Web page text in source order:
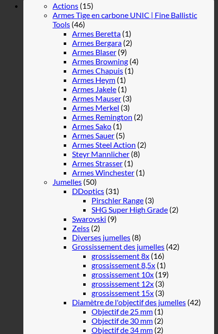
Actions (15)
Armes Tige en carbone UNIC | Fine Ballistic
Tools (46)
Armes Beretta (1)
Armes Bergara (2)
Armes Blaser (9)
Armes Browning (4)
Armes Chapuis (1)
Armes Heym (1)
Armes Jakele (1)
Armes Mauser (3)
Armes Merkel (3)
Armes Remington (2)
Armes Sako (1)
Armes Sauer (5)
Armes Steel Action (2)
Steyr Mannlicher (8)
Armes Strasser (1)
Armes Winchester (1)
Jumelles (50)
DDoptics (31)
Pirschler Range (3)
SHG Super High Grade (2)
Swarovski (9)
Zeiss (2)
Diverses jumelles (8)
Grossissement des jumelles (42)
grossissement 8x (16)
grossissement 8,5x (1)
grossissement 10x (19)
grossissement 12x (3)
grossissement 15x (3)
Diamètre de l'objectif des jumelles (42)
Objectif de 25 mm (1)
Objectif de 30 mm (2)
Objectif de 34 mm (2)